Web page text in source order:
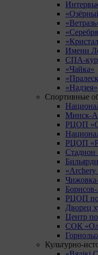
Имени
СПА-
«Чайка»
«Надзея»
Спортивные
Минск-
РЦОП
РЦОП
Стадион
«Archery
РЦОП по
Дворец
Центр
СОК
Культурно-